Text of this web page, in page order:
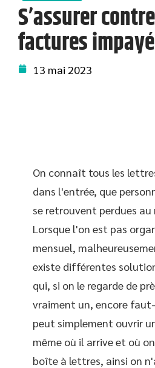
S’assurer
factures
13 mai 2023
On connaît tous les
dans l'entrée, que
se retrouvent perdues au
Lorsque l'on est pas
mensuel,
existe différentes
qui, si on le regarde de
vraiment un, encore
peut simplement ouvrir
même où il arrive et où
boîte à lettres, ainsi on